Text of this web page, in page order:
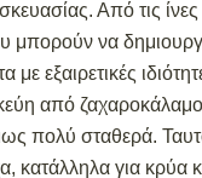
ή στο
Από τις ίνες
μπορούν να
εξαιρετικές
από ζαχαροκάλαμο
πολύ σταθερά.
κατάλληλα για κρύα